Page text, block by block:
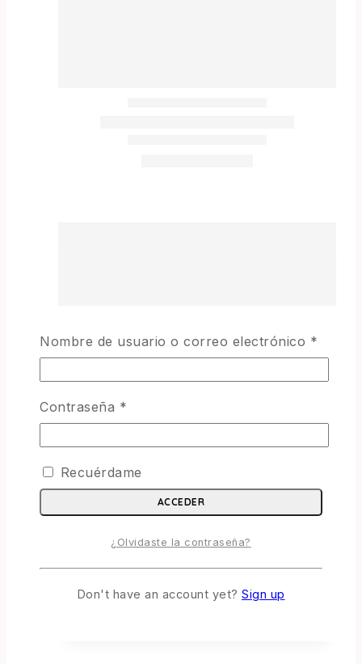
Nombre de usuario o correo electrónico *
Contraseña *
Recuérdame
ACCEDER
¿Olvidaste la contraseña?
Don't have an account yet? Sign up